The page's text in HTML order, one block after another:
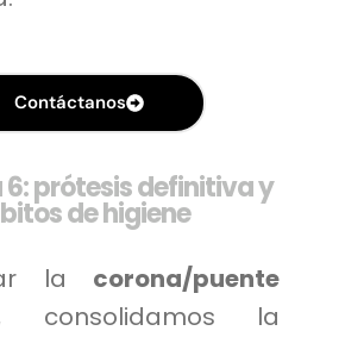
Contáctanos
6: prótesis definitiva y
de higiene
la corona/puente
consolidamos la